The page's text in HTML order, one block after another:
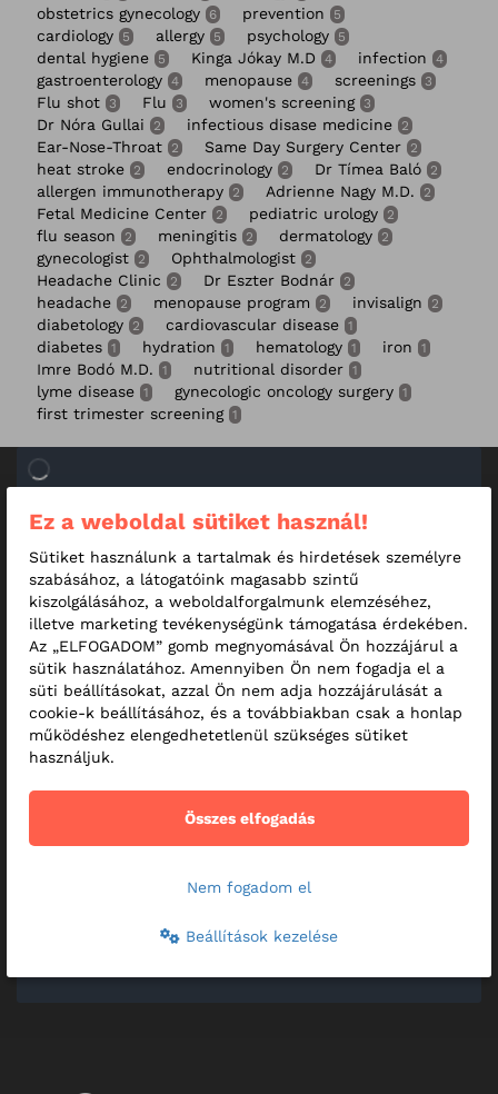
obstetrics gynecology 6 prevention 5
cardiology 5 allergy 5 psychology 5
dental hygiene 5 Kinga Jókay M.D 4 infection 4
gastroenterology 4 menopause 4 screenings 3
Flu shot 3 Flu 3 women's screening 3
Dr Nóra Gullai 2 infectious disase medicine 2
Ear-Nose-Throat 2 Same Day Surgery Center 2
heat stroke 2 endocrinology 2 Dr Tímea Baló 2
allergen immunotherapy 2 Adrienne Nagy M.D. 2
Fetal Medicine Center 2 pediatric urology 2
flu season 2 meningitis 2 dermatology 2
gynecologist 2 Ophthalmologist 2
Headache Clinic 2 Dr Eszter Bodnár 2
headache 2 menopause program 2 invisalign 2
diabetology 2 cardiovascular disease 1
diabetes 1 hydration 1 hematology 1 iron 1
Imre Bodó M.D. 1 nutritional disorder 1
lyme disease 1 gynecologic oncology surgery 1
first trimester screening 1
Ez a weboldal sütiket használ!
Sütiket használunk a tartalmak és hirdetések személyre
szabásához, a látogatóink magasabb szintű
kiszolgálásához, a weboldalforgalmunk elemzéséhez,
illetve marketing tevékenységünk támogatása érdekében.
Az „ELFOGADOM” gomb megnyomásával Ön hozzájárul a
sütik használatához. Amennyiben Ön nem fogadja el a
süti beállításokat, azzal Ön nem adja hozzájárulását a
cookie-k beállításához, és a továbbiakban csak a honlap
működéshez elengedhetetlenül szükséges sütiket
használjuk.
Összes elfogadás
Nem fogadom el
Beállítások kezelése